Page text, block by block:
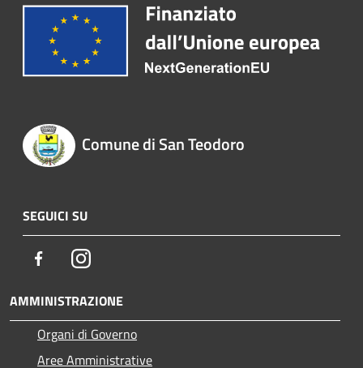
Comune di San Teodoro
SEGUICI SU
FacebookInstagram
AMMINISTRAZIONE
Organi di Governo
Aree Amministrative